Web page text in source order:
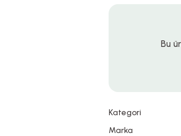
Bu
Kategori
Marka